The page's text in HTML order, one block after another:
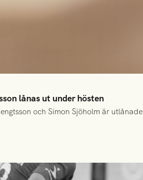
lånas ut under hösten
och Simon Sjöholm är